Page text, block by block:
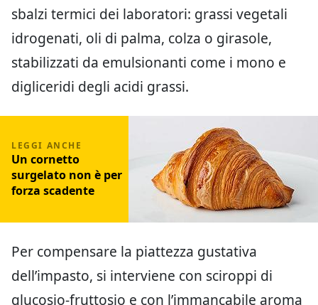
sbalzi termici dei laboratori: grassi vegetali
idrogenati, oli di palma, colza o girasole,
stabilizzati da emulsionanti come i mono e
digliceridi degli acidi grassi.
Un cornetto
surgelato non è per
forza scadente
Per compensare la piattezza gustativa
dell’impasto, si interviene con sciroppi di
glucosio-fruttosio e con l’immancabile aroma